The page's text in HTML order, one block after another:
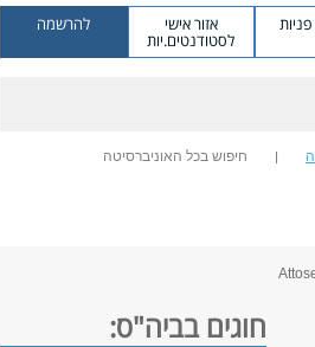
אזור אישי
לסטודנטים.יות
להרשמה
חיפוש בכל האוניברסיטה
חוגים בביה"ס: